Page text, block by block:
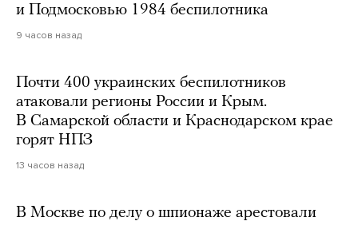
и Подмосковью 1984 беспилотника
9 часов назад
Почти 400 украинских беспилотников
атаковали регионы России и Крым.
В Самарской области и Краснодарском крае
горят НПЗ
13 часов назад
В Москве по делу о шпионаже арестовали